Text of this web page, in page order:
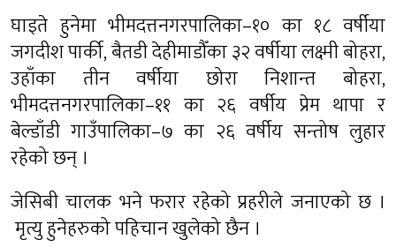
घाइते हुनेमा भीमदत्तनगरपालिका–१० का १८ वर्षीया
जगदीश पार्की, बैतडी देहीमाडौँका ३२ वर्षीया लक्ष्मी बोहरा,
उहाँका तीन वर्षीया छोरा निशान्त बोहरा,
भीमदत्तनगरपालिका–११ का २६ वर्षीय प्रेम थापा र
बेल्डाँडी गाउँपालिका–७ का २६ वर्षीय सन्तोष लुहार
रहेको छन् ।
जेसिबी चालक भने फरार रहेको प्रहरीले जनाएको छ ।
मृत्यु हुनेहरुको पहिचान खुलेको छैन ।